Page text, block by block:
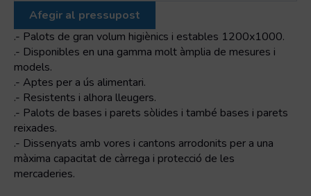
PALOT
TANCAT
1200x1000x760
9
PEUS
VERMELL
Afegir al pressupost
.- Palots de gran volum higiènics i estables 1200x1000.
.- Disponibles en una gamma molt àmplia de mesures i
models.
.- Aptes per a ús alimentari.
.- Resistents i alhora lleugers.
.- Palots de bases i parets sòlides i també bases i parets
reixades.
.- Dissenyats amb vores i cantons arrodonits per a una
màxima capacitat de càrrega i protecció de les
mercaderies.